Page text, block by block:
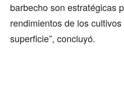
barbecho son estratégicas
rendimientos de los
superficie”, concluyó.